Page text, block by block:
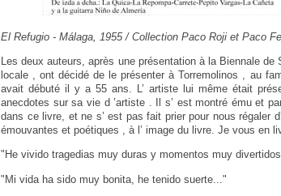
El Refugio - Málaga, 1955 / Collection Paco Roji et Paco
Les deux auteurs, après une présentation à la Biennale
locale , ont décidé de le présenter à Torremolinos , au
avait débuté il y a 55 ans. L’ artiste lui même était
anecdotes sur sa vie d ’artiste . Il s’ est montré ému et
dans ce livre, et ne s’ est pas fait prier pour nous régaler
émouvantes et poétiques , à l’ image du livre. Je vous en
"He vivido tragedias muy duras y momentos muy
"Mi vida ha sido muy bonita, he tenido suerte..."